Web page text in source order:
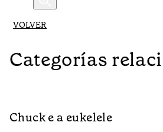
VOLVER
Categorías
Chuck e a eukelele